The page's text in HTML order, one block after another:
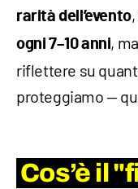
rarità dell’evento
ogni 7–10 anni,
riflettere su
proteggiamo —
Cos’è il